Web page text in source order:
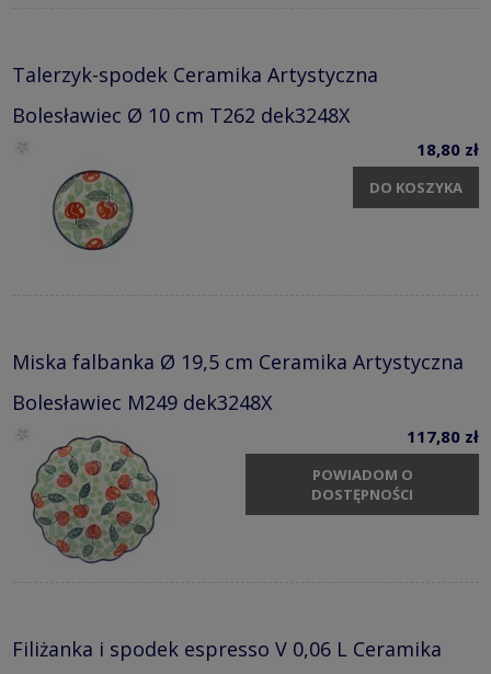
Talerzyk-spodek Ceramika Artystyczna
Bolesławiec Ø 10 cm T262 dek3248X
18,80 zł
DO KOSZYKA
Miska falbanka Ø 19,5 cm Ceramika Artystyczna
Bolesławiec M249 dek3248X
117,80 zł
POWIADOM O
DOSTĘPNOŚCI
Filiżanka i spodek espresso V 0,06 L Ceramika